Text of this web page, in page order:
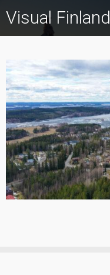
Visual Finland